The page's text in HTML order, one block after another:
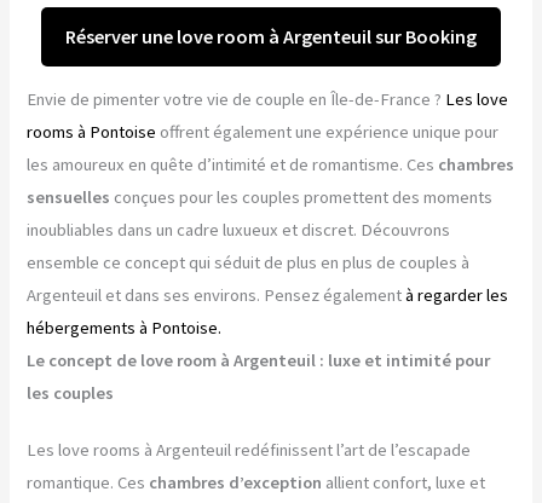
Réserver une love room à Argenteuil sur Booking
Envie de pimenter votre vie de couple en Île-de-France ? Les love
rooms à Pontoise offrent également une expérience unique pour
les amoureux en quête d’intimité et de romantisme. Ces chambres
sensuelles conçues pour les couples promettent des moments
inoubliables dans un cadre luxueux et discret. Découvrons
ensemble ce concept qui séduit de plus en plus de couples à
Argenteuil et dans ses environs. Pensez égalementà regarder les
hébergements à Pontoise.
Le concept de love room à Argenteuil : luxe et intimité pour
les couples
Les love rooms à Argenteuil redéfinissent l’art de l’escapade
romantique. Ces chambres d’exception allient confort, luxe et